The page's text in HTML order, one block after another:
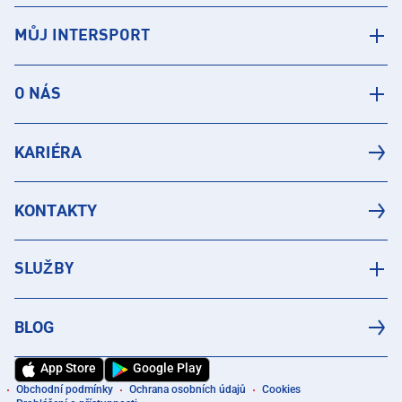
MŮJ INTERSPORT
O NÁS
KARIÉRA
KONTAKTY
SLUŽBY
BLOG
App Store Google Play
Obchodní podmínky Ochrana osobních údajů
Cookies